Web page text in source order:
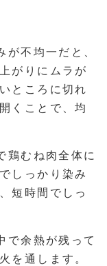
が不均一だと、
がりにムラが
ところに切れ
くことで、均
鶏むね肉全体に
しっかり染み
短時間でしっ
で余熱が残って
を通します。